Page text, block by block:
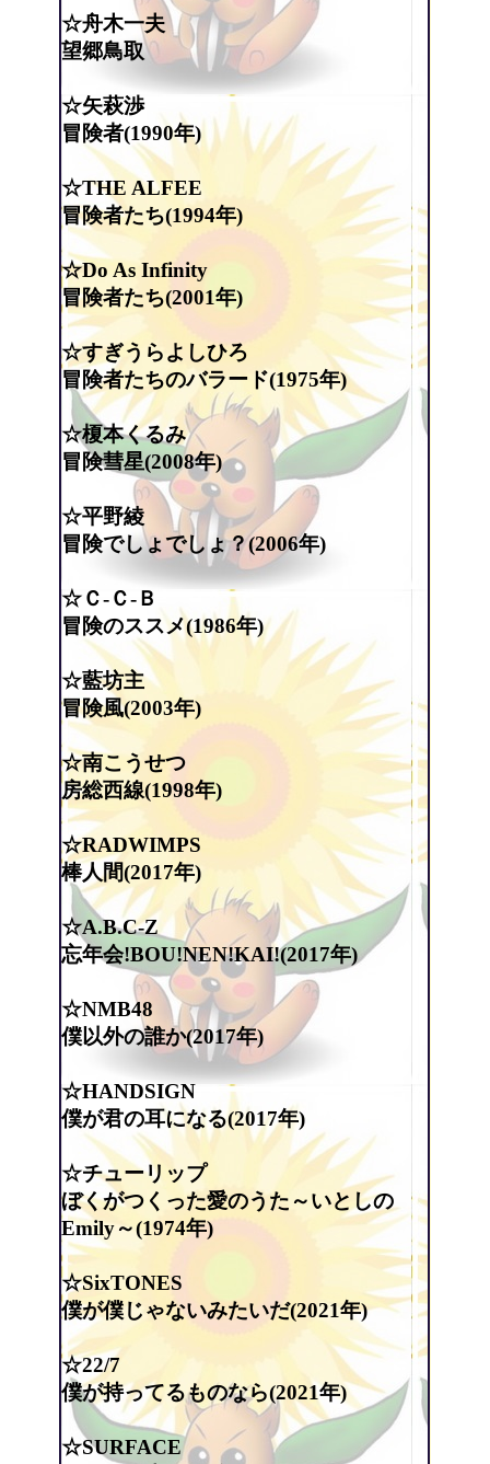
☆舟木一夫
望郷鳥取
☆矢萩渉
冒険者(1990年)
☆THE ALFEE
冒険者たち(1994年)
☆Do As Infinity
冒険者たち(2001年)
☆すぎうらよしひろ
冒険者たちのバラード(1975年)
☆榎本くるみ
冒険彗星(2008年)
☆平野綾
冒険でしょでしょ？(2006年)
☆Ｃ-Ｃ-Ｂ
冒険のススメ(1986年)
☆藍坊主
冒険風(2003年)
☆南こうせつ
房総西線(1998年)
☆RADWIMPS
棒人間(2017年)
☆A.B.C-Z
忘年会!BOU!NEN!KAI!(2017年)
☆NMB48
僕以外の誰か(2017年)
☆HANDSIGN
僕が君の耳になる(2017年)
☆チューリップ
ぼくがつくった愛のうた～いとしの
Emily～(1974年)
☆SixTONES
僕が僕じゃないみたいだ(2021年)
☆22/7
僕が持ってるものなら(2021年)
☆SURFACE